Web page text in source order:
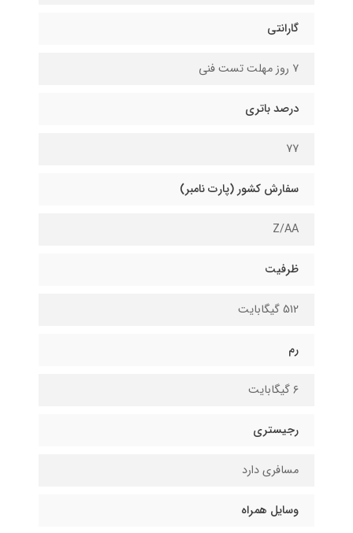
گارانتی
۷ روز مهلت تست فنی
درصد باتری
77
سفارش کشور (پارت نامبر)
Z/AA
ظرفیت
512 گیگابایت
رم
۶ گیگابایت
رجیستری
مسافری دارد
وسایل همراه